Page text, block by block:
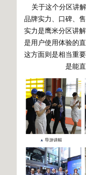
关于这个分区讲解
品牌实力、口碑、
实力是鹰米分区讲
是用户使用体验的
这方面则是相当重
是能